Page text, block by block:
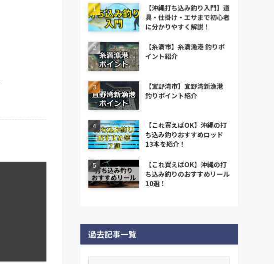
【沖縄打ち込み釣り入門】道
具・仕掛け・エサまで初心者
に分かりやすく解説！
【糸満市】糸満漁港 釣りポ
イント紹介
【宜野湾市】宜野湾新漁港
釣りポイント紹介
【これ買えばOK】沖縄の打
ち込み釣りおすすめロッド
13本を紹介！
【これ買えばOK】沖縄の打
ち込み釣りのおすすめリール
10選！
過去記事一覧